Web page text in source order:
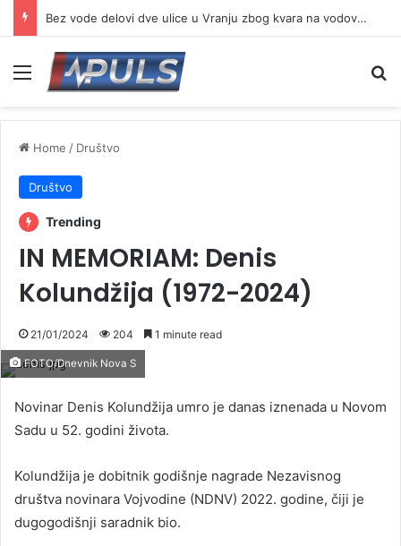
Bez vode delovi dve ulice u Vranju zbog kvara na vodovodnoj mreži
Menu
Home / Društvo
Društvo
Trending
IN MEMORIAM: Denis
Kolundžija (1972-2024)
21/01/2024 204 1 minute read
FOTO/Dnevnik Nova S
Novinar Denis Kolundžija umro je danas iznenada u Novom
Sadu u 52. godini života.
Kolundžija je dobitnik godišnje nagrade Nezavisnog
društva novinara Vojvodine (NDNV) 2022. godine, čiji je
dugogodišnji saradnik bio.